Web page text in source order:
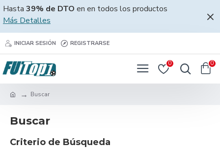
Hasta 39% de DTO en en todos los productos
Más Detalles
INICIAR SESIÓN REGISTRARSE
0 0
Buscar
Buscar
Criterio de Búsqueda